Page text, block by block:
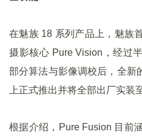
在魅族 18 系列产品上，魅族
摄影核心 Pure Vision， 经过
部分算法与影像调校后，全新
上正式推出并将全部出厂实装
根据介绍，Pure Fusion 目前